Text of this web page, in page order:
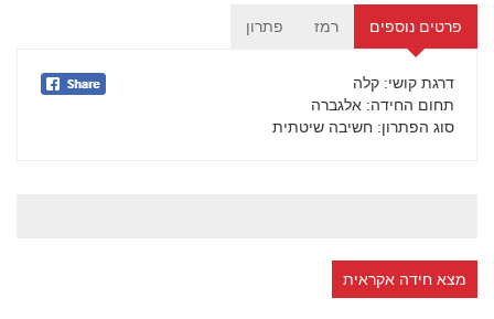
פרטים נוספים רמז פתרון
דרגת קושי: קלה
תחום החידה: אלגברה
סוג הפתרון: חשיבה שיטתית
מצא חידה אקראית